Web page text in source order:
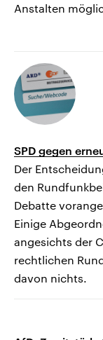
Anstalten
SPD gegen
Der
den
Debatte
Einige
angesichts der
rechtlichen
davon nichts.